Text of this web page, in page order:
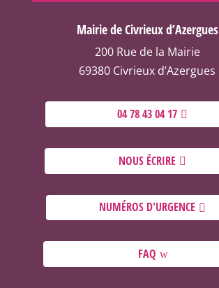
Mairie de Civrieux d’Azergues
200 Rue de la Mairie
69380 Civrieux d’Azergues
04 78 43 04 17
NOUS ÉCRIRE
NUMÉROS D'URGENCE
FAQ